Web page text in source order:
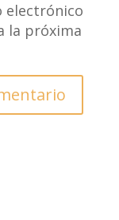
electrónico
la próxima